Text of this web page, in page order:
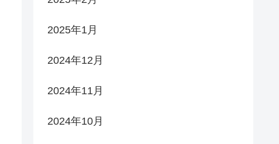
2025年1月
2024年12月
2024年11月
2024年10月